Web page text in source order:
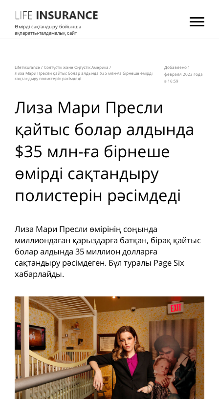
Өмірді сақтандыру бойынша
ақпаратты-талдамалық сайт
LifeInsurance / Солтүстік және Оңтүстік Америка /
Лиза Мари Пресли қайтыс болар алдында $35 млн-ға бірнеше өмірді
сақтандыру полистерін рәсімдеді
Добавлено 1
февраля 2023 года
в 16:59
Лиза Мари Пресли
қайтыс болар алдында
$35 млн-ға бірнеше
өмірді сақтандыру
полистерін рәсімдеді
Лиза Мари Пресли өмірінің соңында
миллиондаған қарыздарға батқан, бірақ қайтыс
болар алдында 35 миллион долларға
сақтандыру рәсімдеген. Бұл туралы Page Six
хабарлайды.